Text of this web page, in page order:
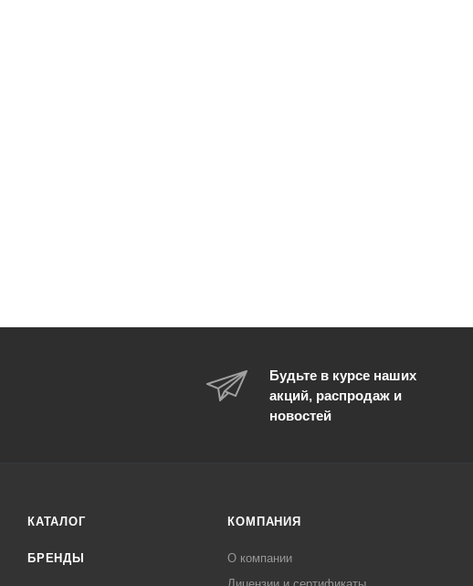
Будьте в курсе наших
акций, распродаж и
новостей
КАТАЛОГ
БРЕНДЫ
КОМПАНИЯ
О компании